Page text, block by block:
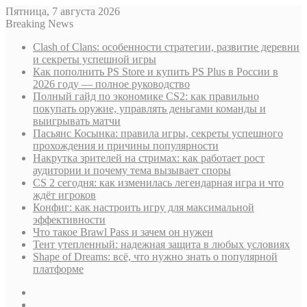
Пятница, 7 августа 2026
Breaking News
Clash of Clans: особенности стратегии, развитие деревни
и секреты успешной игры
Как пополнить PS Store и купить PS Plus в России в
2026 году — полное руководство
Полный гайд по экономике CS2: как правильно
покупать оружие, управлять деньгами команды и
выигрывать матчи
Пасьянс Косынка: правила игры, секреты успешного
прохождения и причины популярности
Накрутка зрителей на стримах: как работает рост
аудитории и почему тема вызывает споры
CS 2 сегодня: как изменилась легендарная игра и что
ждёт игроков
Конфиг: как настроить игру для максимальной
эффективности
Что такое Brawl Pass и зачем он нужен
Тент утепленный: надежная защита в любых условиях
Shape of Dreams: всё, что нужно знать о популярной
платформе